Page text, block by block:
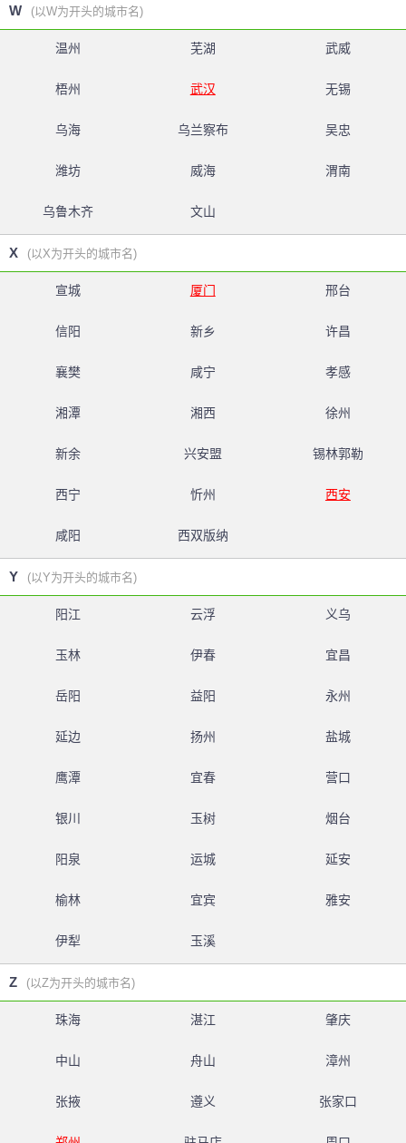
W (以W为开头的城市名)
温州 芜湖 武威
梧州 武汉 无锡
乌海 乌兰察布 吴忠
潍坊 威海 渭南
乌鲁木齐 文山
X (以X为开头的城市名)
宣城 厦门 邢台
信阳 新乡 许昌
襄樊 咸宁 孝感
湘潭 湘西 徐州
新余 兴安盟 锡林郭勒
西宁 忻州 西安
咸阳 西双版纳
Y (以Y为开头的城市名)
阳江 云浮 义乌
玉林 伊春 宜昌
岳阳 益阳 永州
延边 扬州 盐城
鹰潭 宜春 营口
银川 玉树 烟台
阳泉 运城 延安
榆林 宜宾 雅安
伊犁 玉溪
Z (以Z为开头的城市名)
珠海 湛江 肇庆
中山 舟山 漳州
张掖 遵义 张家口